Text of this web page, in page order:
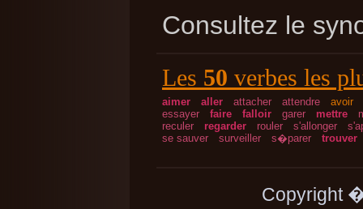
Consultez le
Les 50 verbes les
aimer aller attacher attendre
avoir
essayer
faire falloir garer mettre
reculer
regarder rouler s'allonger
se sauver
surveiller s�parer trouver
Copyright